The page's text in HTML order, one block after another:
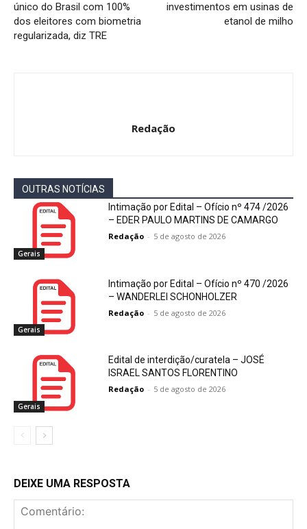
único do Brasil com 100%
dos eleitores com biometria
regularizada, diz TRE
investimentos em usinas de
etanol de milho
Redação
OUTRAS NOTÍCIAS
Gerais
Intimação por Edital – Ofício nº 474 /2026
– EDER PAULO MARTINS DE CAMARGO
Redação - 5 de agosto de 2026
Gerais
Intimação por Edital – Ofício nº 470 /2026
– WANDERLEI SCHONHOLZER
Redação - 5 de agosto de 2026
Gerais
Edital de interdição/curatela – JOSÉ
ISRAEL SANTOS FLORENTINO
Redação - 5 de agosto de 2026
DEIXE UMA RESPOSTA